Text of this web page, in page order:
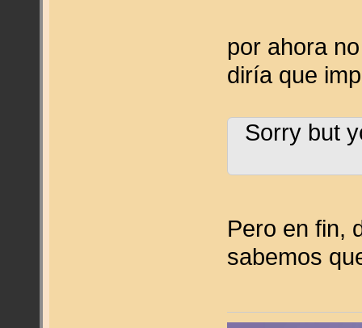
por ahora
diría que
Sorry but
Pero en fin,
sabemos